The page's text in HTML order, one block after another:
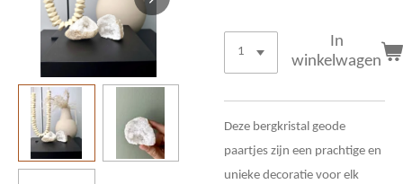
In
winkelwagen
Deze bergkristal geode
paartjes zijn een prachtige en
unieke decoratie voor elk